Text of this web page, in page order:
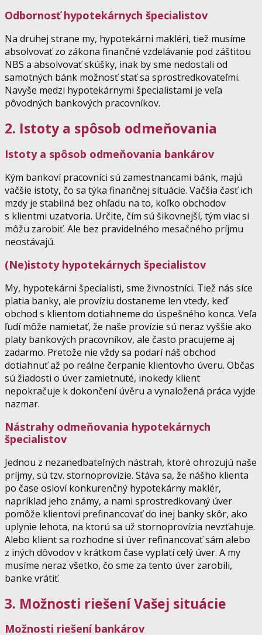
Odbornosť hypotekárnych špecialistov
Na druhej strane my, hypotekárni makléri, tiež musíme
absolvovať zo zákona finančné vzdelávanie pod záštitou
NBS a absolvovať skúšky, inak by sme nedostali od
samotných bánk možnosť stať sa sprostredkovateľmi.
Navyše medzi hypotekárnymi špecialistami je veľa
pôvodných bankových pracovníkov.
2. Istoty a spôsob odmeňovania
Istoty a spôsob odmeňovania bankárov
Kým bankoví pracovníci sú zamestnancami bánk, majú
väčšie istoty, čo sa týka finančnej situácie. Väčšia časť ich
mzdy je stabilná bez ohľadu na to, koľko obchodov
s klientmi uzatvoria. Určite, čím sú šikovnejší, tým viac si
môžu zarobiť. Ale bez pravidelného mesačného príjmu
neostávajú.
(Ne)istoty hypotekárnych špecialistov
My, hypotekárni špecialisti, sme živnostníci. Tiež nás síce
platia banky, ale províziu dostaneme len vtedy, keď
obchod s klientom dotiahneme do úspešného konca. Veľa
ľudí môže namietať, že naše provízie sú neraz vyššie ako
platy bankových pracovníkov, ale často pracujeme aj
zadarmo. Pretože nie vždy sa podarí náš obchod
dotiahnuť až po reálne čerpanie klientovho úveru. Občas
sú žiadosti o úver zamietnuté, inokedy klient
nepokračuje k dokončení úvěru a vynaložená práca vyjde
nazmar.
Nástrahy odmeňovania hypotekárnych
špecialistov
Jednou z nezanedbateľných nástrah, ktoré ohrozujú naše
príjmy, sú tzv. stornoprovízie. Stáva sa, že nášho klienta
po čase osloví konkurenčný hypotekárny maklér,
napríklad jeho známy, a nami sprostredkovaný úver
pomôže klientovi prefinancovať do inej banky skôr, ako
uplynie lehota, na ktorú sa už stornoprovízia nevzťahuje.
Alebo klient sa rozhodne si úver refinancovať sám alebo
z iných dôvodov v krátkom čase vyplatí celý úver. A my
musíme neraz všetko, čo sme za tento úver zarobili,
banke vrátiť.
3. Možnosti riešení Vašej situácie
Možnosti riešení bankárov